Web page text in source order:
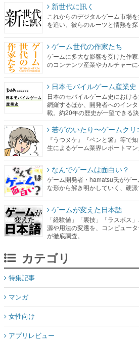
新世代に訊く
これからのデジタルゲーム市場
を追い、彼らのルーツと情熱を探
ゲーム世代の作家たち
ゲームに多大な影響を受けた作
のコンテンツ産業やカルチャーに
日本モバイルゲーム産業史
日本のモバイルゲーム史におけ
網羅するほか、開発者へのイン
載。約20年の歴史が一望できる決
若ゲのいたり〜ゲームク
『うつヌケ』『ペンと箸』等で
生によるゲーム業界レポートマン
なんでゲームは面白い？
ゲーム開発者・hamatsu氏がゲ
な形から解き明かしていく、硬派
ゲームが変えた日本語
「経験値」「裏技」「ラスボス
源や用法の変遷を、コンピュー
が徹底調査。
カテゴリ
特集記事
マンガ
女性向け
アプリレビュー